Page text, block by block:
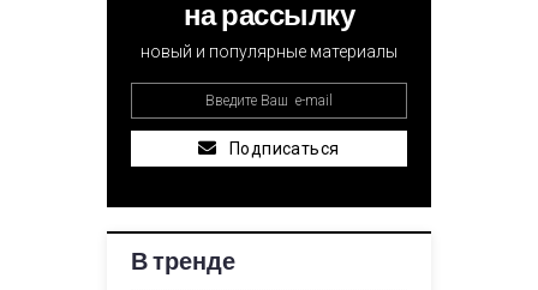
на рассылку
новый и популярные материалы
Подписаться
В тренде